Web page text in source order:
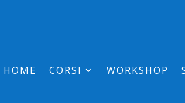
HOME CORSI WORKSHOP